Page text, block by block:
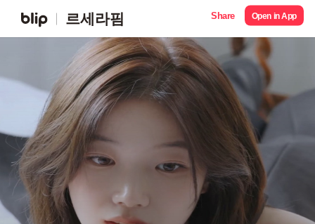
르세라핌 Share Open in App